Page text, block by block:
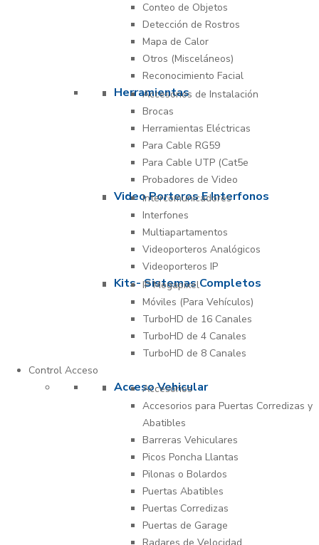
Conteo de Objetos
Detección de Rostros
Mapa de Calor
Otros (Misceláneos)
Reconocimiento Facial
Herramientas
Accesorios de Instalación
Brocas
Herramientas Eléctricas
Para Cable RG59
Para Cable UTP (Cat5e
Probadores de Video
Video Porteros E Interfonos
Intercomunicadores
Interfones
Multiapartamentos
Videoporteros Analógicos
Videoporteros IP
Kits- Sistemas Completos
IP Megapixel
Móviles (Para Vehículos)
TurboHD de 16 Canales
TurboHD de 4 Canales
TurboHD de 8 Canales
Control Acceso
Acceso Vehicular
Accesorios
Accesorios para Puertas Corredizas y
Abatibles
Barreras Vehiculares
Picos Poncha Llantas
Pilonas o Bolardos
Puertas Abatibles
Puertas Corredizas
Puertas de Garage